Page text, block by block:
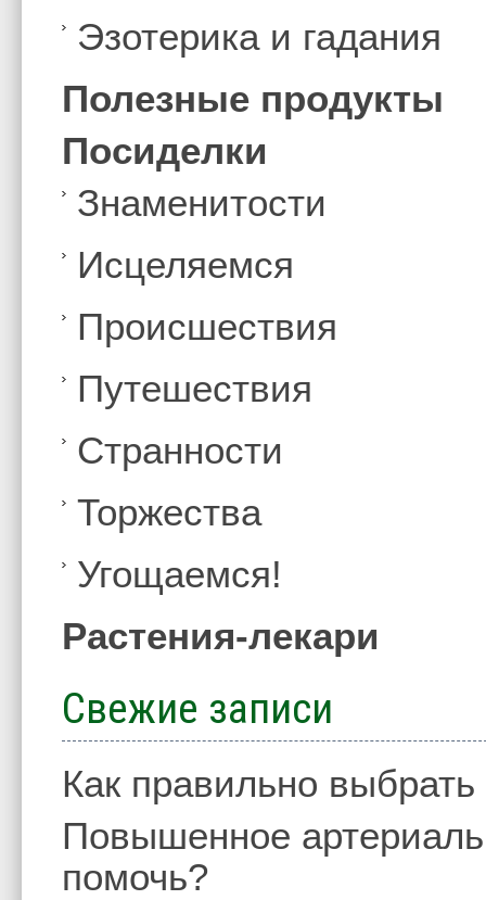
Эзотерика и гадания
Полезные продукты
Посиделки
Знаменитости
Иcцеляемся
Происшествия
Путешествия
Странности
Торжества
Угощаемся!
Растения-лекари
Свежие записи
Как правильно
Повышенное
помочь?